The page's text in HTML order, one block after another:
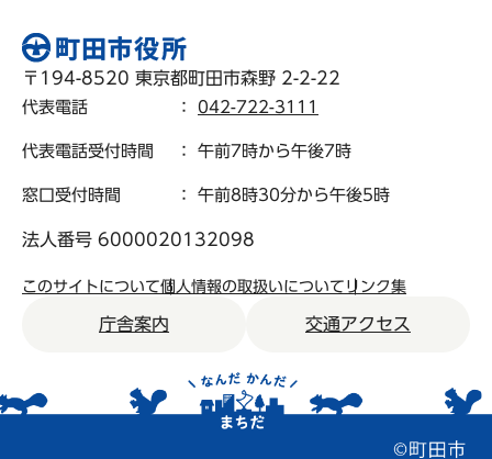
〒194-8520 東京都町田市森野 2-2-22
代表電話 ： 042-722-3111
代表電話受付時間 ： 午前7時から午後7時
窓口受付時間 ： 午前8時30分から午後5時
法人番号 6000020132098
このサイトについて個人情報の取扱いについて リンク集
庁舎案内 交通アクセス